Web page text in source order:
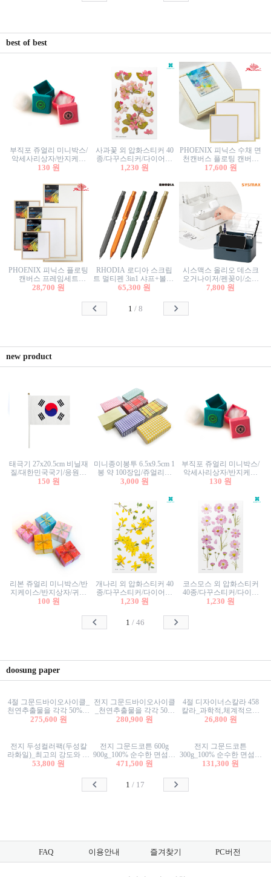
best of best
부직포 쥬얼리 미니박스/
악세사리상자/반지케이
스/반지상자/귀걸이상자/
130 원
사과꽃 외 압화스티커 40
종/다꾸스티커/다이어리
꾸미기/꽃스티커/자연물
1,230 원
PHOENIX 피닉스 수채 면
천캔버스 플로팅 캔버스
프레임세트 30x30cm/액자
17,600 원
PHOENIX 피닉스 플로팅
캔버스 프레임세트
50x50cm/액자캔버스/인테
28,700 원
RHODIA 로디아 스크립
트 멀티펜 3in1 샤프+볼펜/
무광택 알루미늄 육각배
65,300 원
시스맥스 올리오 데스크
오거나이저/펜꽂이/소품
꽂이/소품함/정리함/수납
7,800 원
1 / 8
new product
태극기 27x20.5cm 비닐재
질/대한민국국기/응원깃
발/행사깃발
150 원
미니종이봉투 6.5x9.5cm 1
봉 약 100장입/쥬얼리봉
투/증명사진봉투/악세사
3,000 원
부직포 쥬얼리 미니박스/
악세사리상자/반지케이
스/반지상자/귀걸이상자/
130 원
리본 쥬얼리 미니박스/반
지케이스/반지상자/귀걸
이상자/귀걸이박스/악세
100 원
개나리 외 압화스티커 40
종/다꾸스티커/다이어리
꾸미기/꽃스티커/자연물
1,230 원
코스모스 외 압화스티커
40종/다꾸스티커/다이어
리꾸미기/꽃스티커/자연
1,230 원
1 /46
doosung paper
4절 그문드바이오사이클_
천연추출물을 각각 50%이
상 함유한 친환경그래픽
275,600 원
전지 그문드바이오사이클
_천연추출물을 각각 50%
이상 함유한 친환경그래
280,900 원
4절 디자이너스칼라 458
칼라_과학적,체계적으로
분류된 200색을 갖춘 색지
26,800 원
전지 두성컬러팩(두성칼
라화일)_최고의 강도와 평
활성을 지닌 다양한 컬러
53,800 원
전지 그문드코튼 600g
900g_100% 순수한 면섬유
로 만든 친환경프리미엄
471,500 원
전지 그문드코튼
300g_100% 순수한 면섬유
로 만든 친환경프리미엄
131,300 원
1 / 17
FAQ 이용안내 즐겨찾기 PC버전